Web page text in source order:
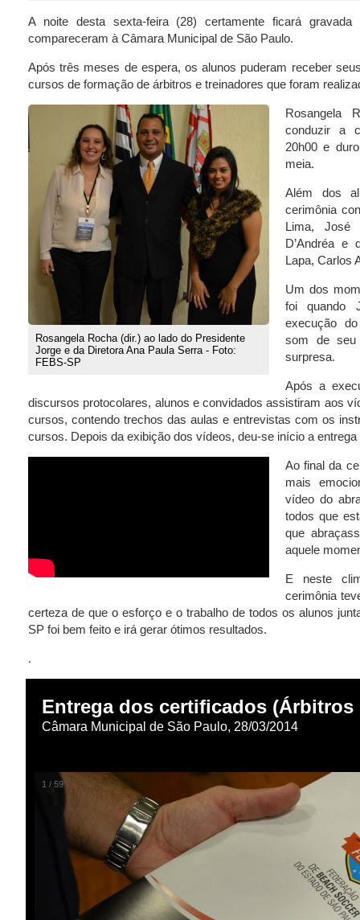
A noite desta sexta-feira (28) certamente ficará
compareceram à Câmara Municipal de São Paulo.
Após três meses de espera, os alunos puderam receber
cursos de formação de árbitros e treinadores que foram
Rosangela Rocha (dir.) ao lado do Presidente
Jorge e da Diretora Ana Paula Serra - Foto:
FEBS-SP
Rosangela
conduzir a
20h00 e
meia.
Além dos
cerimônia
Lima, José
D’Andréa e
Lapa, Carlos
Um dos
foi quando
execução
som de seu
surpresa.
Após a
discursos protocolares, alunos e convidados assistiram aos
cursos, contendo trechos das aulas e entrevistas com os
cursos. Depois da exibição dos vídeos, deu-se início a
Ao final da
mais
vídeo do
todos que
que
aquele
E neste
cerimônia
certeza de que o esforço e o trabalho de todos os alunos
SP foi bem feito e irá gerar ótimos resultados.
.
Entrega dos certificados (Árbitros
Câmara Municipal de São Paulo, 28/03/2014
1 / 59